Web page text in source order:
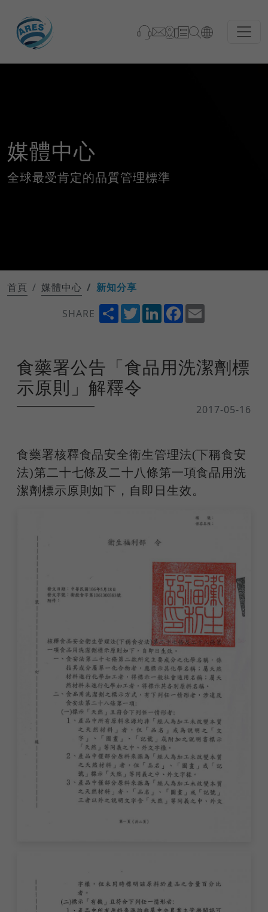
媒體中心
全球最受肯定的品質管理標準
首頁 媒體中心
新知分享
SHARE
ShareTwitterLinkedInFacebook
食藥署公告「食品用洗潔劑標
示原則」解釋令
2017-05-16
食藥署核釋食品安全衛生管理法(下稱食安
法)第二十七條及二十八條第一項食品用洗
潔劑標示原則如下，自即日生效。